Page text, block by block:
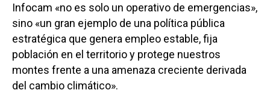
Infocam «no es solo un operativo de emergencias»,
sino «un gran ejemplo de una política pública
estratégica que genera empleo estable, fija
población en el territorio y protege nuestros
montes frente a una amenaza creciente derivada
del cambio climático».